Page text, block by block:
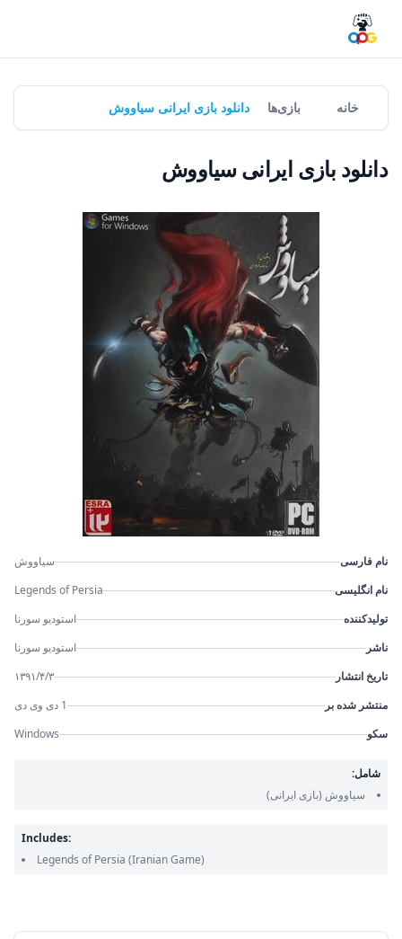
خانه بازی‌ها دانلود بازی ایرانی سیاووش
دانلود بازی ایرانی سیاووش
نام فارسی
سیاووش
نام انگلیسی
Legends of Persia
تولیدکننده
استودیو سورنا
ناشر
استودیو سورنا
تاریخ انتشار
۱۳۹۱/۴/۳
منتشر شده بر
1 دی وی دی
سکو
Windows
شامل:
سیاووش (بازی ایرانی)
Includes:
Legends of Persia (Iranian Game)